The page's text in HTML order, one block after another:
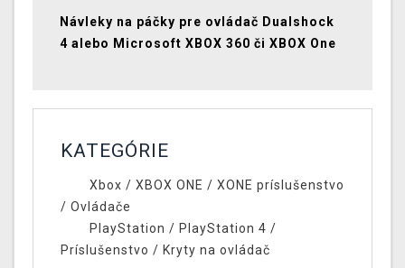
Návleky na páčky pre ovládač Dualshock
4 alebo Microsoft XBOX 360 či XBOX One
KATEGÓRIE
Xbox / XBOX ONE / XONE príslušenstvo
/ Ovládače
PlayStation / PlayStation 4 /
Príslušenstvo / Kryty na ovládač